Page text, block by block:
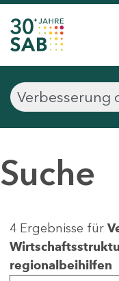
Suche
4 Ergebnisse für
regionalbeihilfen